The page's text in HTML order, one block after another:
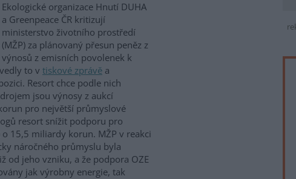
Ekologické organizace Hnutí DUHA
a Greenpeace ČR kritizují
ministerstvo životního prostředí
(MŽP) za plánovaný přesun peněz z
výnosů z emisních povolenek k
to v tiskové zprávě a
Resort chce podle nich
jsou výnosy z aukcí
pro největší průmyslové
resort snížit podporu pro
15,5 miliardy korun. MŽP v reakci
náročného průmyslu byla
od jeho vzniku, a že podpora OZE
jak výrobny energie, tak